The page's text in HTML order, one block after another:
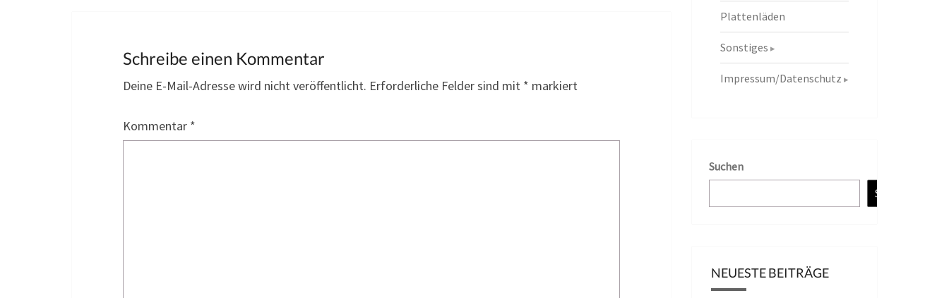
Schreibe einen Kommentar
Deine E-Mail-Adresse wird nicht veröffentlicht. Erforderliche Felder sind mit * markiert
Kommentar *
Plattenläden
Sonstiges
Impressum/Datenschutz
Suchen
Suchen
NEUESTE BEITRÄGE